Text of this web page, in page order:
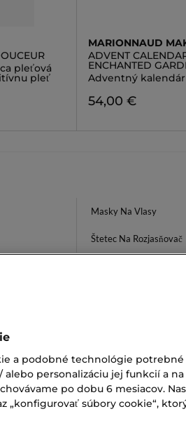
pleťová
pleť
MARIONNAUD
ADVENT
ENCHANTED
Adventný kalendár
54,00 €
Masky Na Vlasy
Štetec Na Rozjasňovač
Darčeky
nákupu
a podobné technológie
alebo personalizáciu jej funkcií a
po dobu 6 mesiacov.
súbory cookie“,